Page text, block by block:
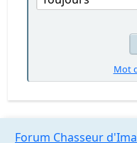
Mot
Forum Chasseur